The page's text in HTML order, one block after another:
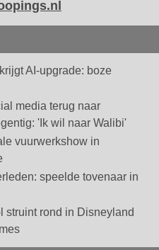
AI-upgrade: boze
media terug naar
'Ik wil naar Walibi'
vuurwerkshow in
speelde tovenaar in
struint rond in Disneyland